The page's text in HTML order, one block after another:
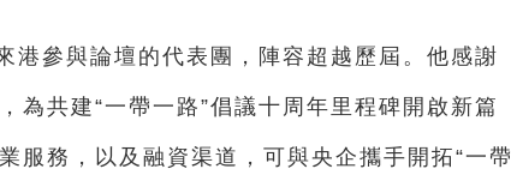
港參與論壇的代表團，陣容超越歷屆。他感謝
為共建“一帶一路”倡議十周年里程碑開啟新篇
服務，以及融資渠道，可與央企攜手開拓“一帶